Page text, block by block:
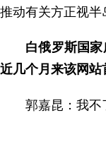
推动有关方正视
白俄罗斯国
近几个月来该网
郭嘉昆：我